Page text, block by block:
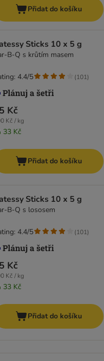
Přidat do košíku
Sticks 10 x 5 g
B-Q s krůtím masem
Kč
Kč / kg
33 Kč
4.4/5 (101)
Přidat do košíku
Sticks 10 x 5 g
B-Q s lososem
Kč
Kč / kg
33 Kč
4.4/5 (101)
Přidat do košíku